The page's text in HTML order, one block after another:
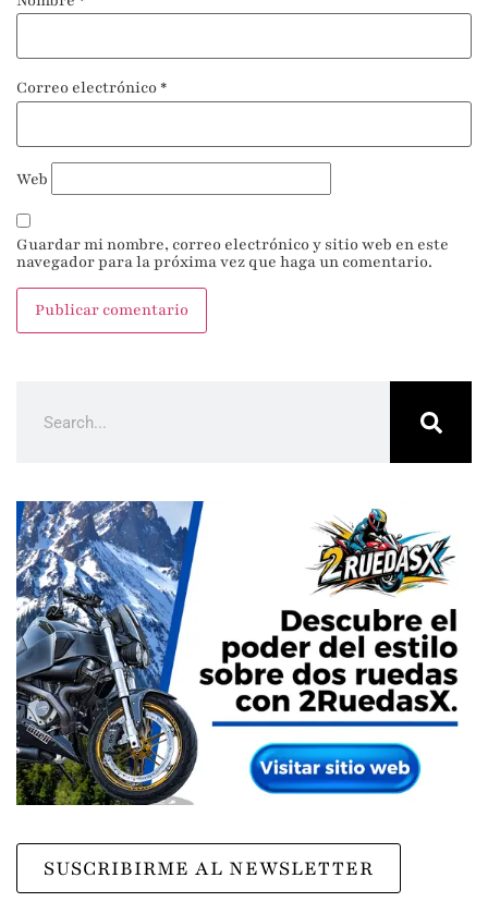
Correo electrónico *
Web
Guardar mi nombre, correo electrónico y sitio web en este
navegador para la próxima vez que haga un comentario.
SUSCRIBIRME AL NEWSLETTER